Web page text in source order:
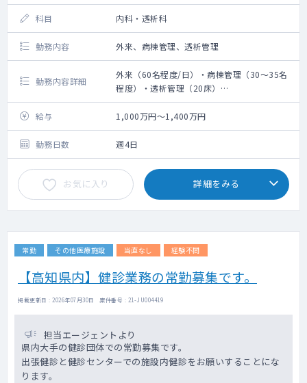
科目 内科・透析科
勤務内容 外来、病棟管理、透析管理
勤務内容詳細
外来（60名程度/日）・病棟管理（30～35名
程度）・透析管理（20床）
救急搬入数：ありません
手術数：ありません
給与 1,000万円～1,400万円
勤務日数 週4日
お気に入り 詳細をみる
常勤 その他医療施設 当直なし 経験不問
【高知県内】健診業務の常勤募集です。
掲載更新日 : 2026年07月30日 案件番号 : 21-JU004419
担当エージェントより
県内大手の健診団体での常勤募集です。
出張健診と健診センターでの施設内健診をお願いすることにな
ります。